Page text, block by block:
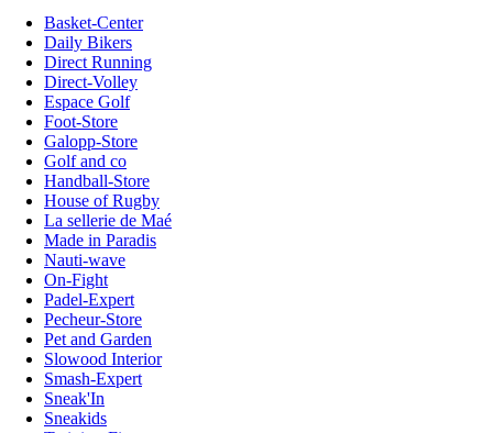
Basket-Center
Daily Bikers
Direct Running
Direct-Volley
Espace Golf
Foot-Store
Galopp-Store
Golf and co
Handball-Store
House of Rugby
La sellerie de Maé
Made in Paradis
Nauti-wave
On-Fight
Padel-Expert
Pecheur-Store
Pet and Garden
Slowood Interior
Smash-Expert
Sneak'In
Sneakids